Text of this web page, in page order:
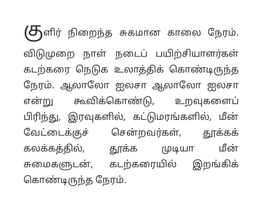
குளிர் நிறைந்த சுகமான காலை நேரம்.
விடுமுறை நாள் நடைப் பயிற்சியாளர்கள்
கடற்கரை நெடுக உலாத்திக் கொண்டிருந்த
நேரம். ஆலாலோ ஐலசா ஆலாலோ ஐலசா
என்று கூவிக்கொண்டு, உறவுகளைப்
பிரிந்து, இரவுகளில், கட்டுமரங்களில், மீன்
வேட்டைக்குச் சென்றவர்கள், தூக்கக்
கலக்கத்தில், தூக்க முடியா மீன்
சுமைகளுடன், கடற்கரையில் இறங்கிக்
கொண்டிருந்த நேரம்.